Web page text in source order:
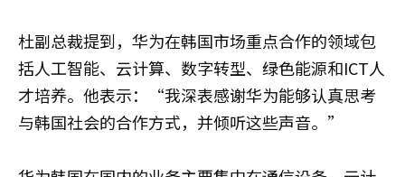
杜副总裁提到，华为在韩国市场重点合作的领域包
括人工智能、云计算、数字转型、绿色能源和ICT人
才培养。他表示：“我深表感谢华为能够认真思考
与韩国社会的合作方式，并倾听这些声音。”